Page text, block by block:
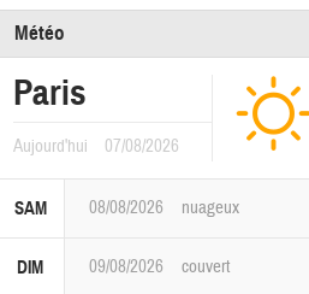
Météo
Paris
Aujourd'hui 07/08/2026
SAM 08/08/2026 nuageux
DIM 09/08/2026 couvert